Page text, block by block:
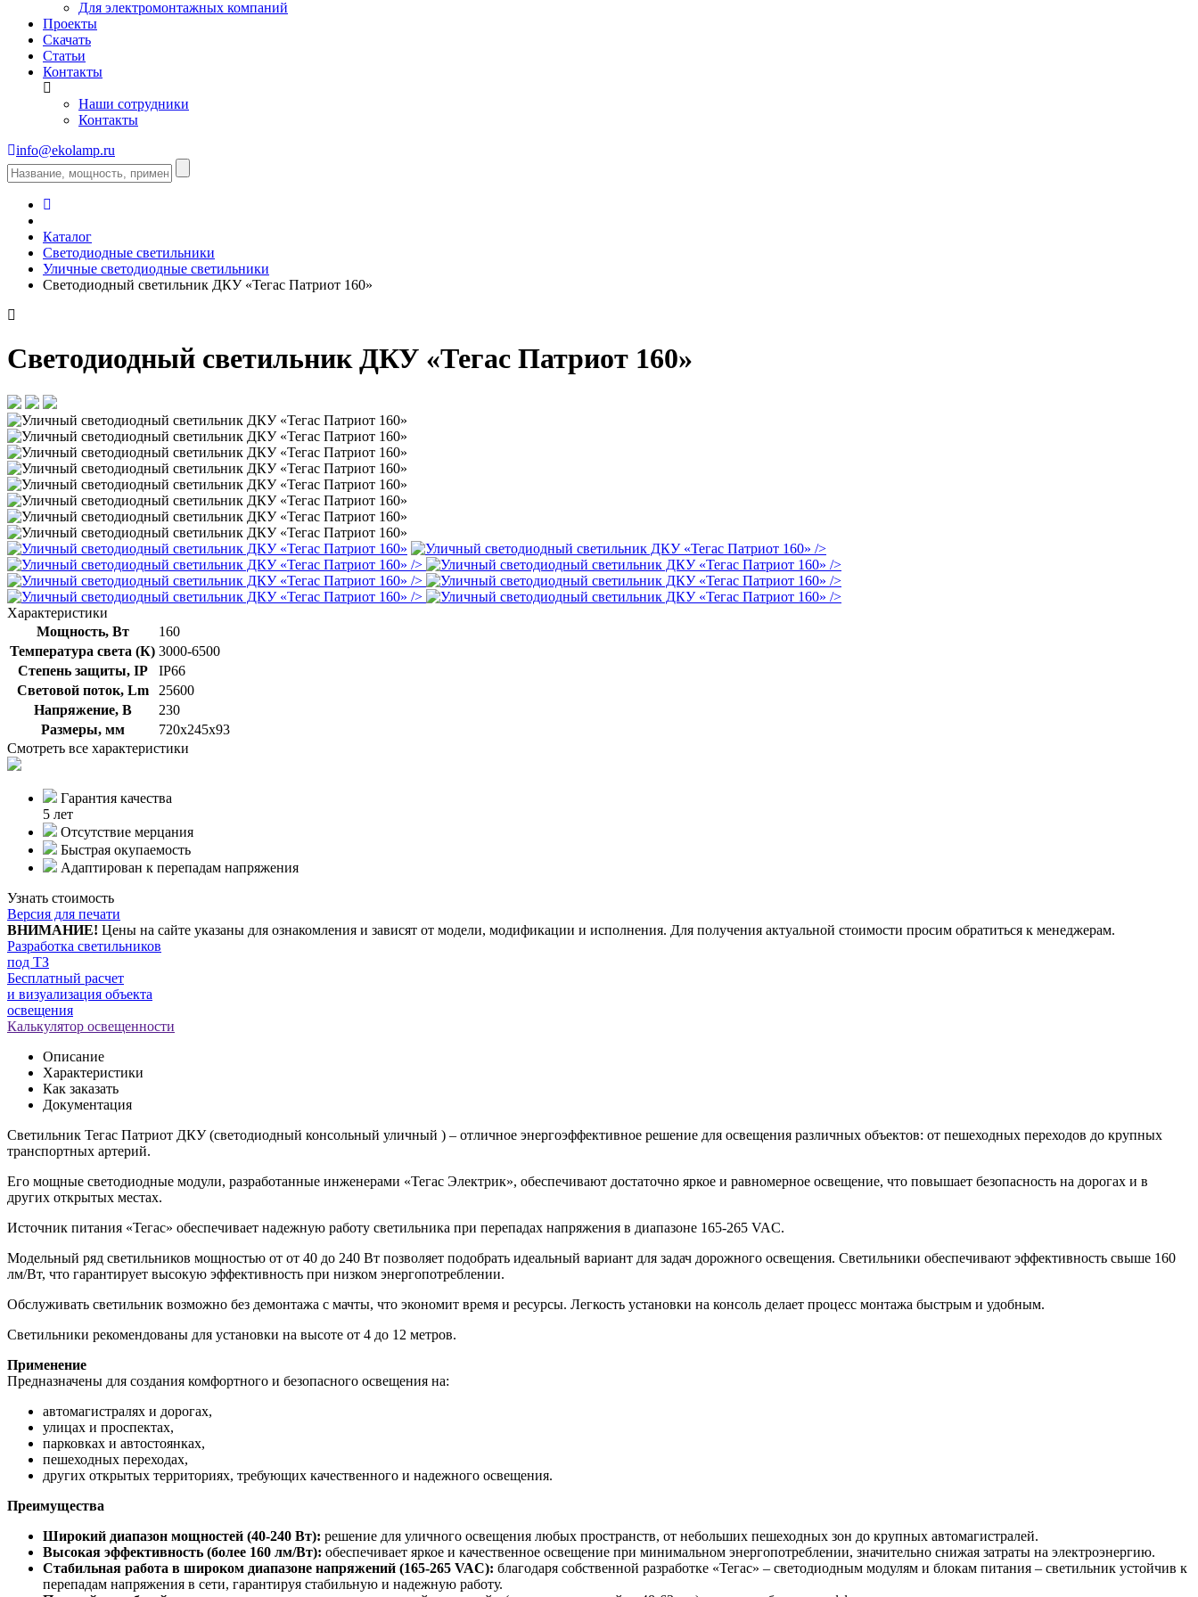
Для электромонтажных компаний
Проекты
Скачать
Статьи
Контакты
Наши сотрудники
Контакты
info@ekolamp.ru
Каталог
Светодиодные светильники
Уличные светодиодные светильники
Светодиодный светильник ДКУ «Тегас Патриот 160»
Светодиодный светильник ДКУ «Тегас Патриот 160»
/>
/>
/>
/>
/>
/>
/>
Характеристики
Мощность, Вт
160
Температура света (К) 3000-6500
Степень защиты, IP
IP66
Световой поток, Lm
25600
Напряжение, В
230
Размеры, мм
720х245х93
Смотреть все характеристики
Гарантия качества
5 лет
Отсутствие мерцания
Быстрая окупаемость
Адаптирован к перепадам напряжения
Узнать стоимость
Версия для печати
ВНИМАНИЕ! Цены на сайте указаны для ознакомления и зависят от модели, модификации и исполнения. Для получения актуальной стоимости просим обратиться к менеджерам.
Разработка светильников
под ТЗ
Бесплатный расчет
и визуализация объекта
освещения
Калькулятор освещенности
Описание
Характеристики
Как заказать
Документация
Светильник Тегас Патриот ДКУ (светодиодный консольный уличный ) – отличное энергоэффективное решение для освещения различных объектов: от пешеходных переходов до крупных
транспортных артерий.
Его мощные светодиодные модули, разработанные инженерами «Тегас Электрик», обеспечивают достаточно яркое и равномерное освещение, что повышает безопасность на дорогах и в
других открытых местах.
Источник питания «Тегас» обеспечивает надежную работу светильника при перепадах напряжения в диапазоне 165-265 VAC.
Модельный ряд светильников мощностью от от 40 до 240 Вт позволяет подобрать идеальный вариант для задач дорожного освещения. Светильники обеспечивают эффективность свыше 160
лм/Вт, что гарантирует высокую эффективность при низком энергопотреблении.
Обслуживать светильник возможно без демонтажа с мачты, что экономит время и ресурсы. Легкость установки на консоль делает процесс монтажа быстрым и удобным.
Светильники рекомендованы для установки на высоте от 4 до 12 метров.
Применение
Предназначены для создания комфортного и безопасного освещения на:
автомагистралях и дорогах,
улицах и проспектах,
парковках и автостоянках,
пешеходных переходах,
других открытых территориях, требующих качественного и надежного освещения.
Преимущества
Широкий диапазон мощностей (40-240 Вт): решение для уличного освещения любых пространств, от небольших пешеходных зон до крупных автомагистралей.
Высокая эффективность (более 160 лм/Вт): обеспечивает яркое и качественное освещение при минимальном энергопотреблении, значительно снижая затраты на электроэнергию.
Стабильная работа в широком диапазоне напряжений (165-265 VAC): благодаря собственной разработке «Тегас» – светодиодным модулям и блокам питания – светильник устойчив к
перепадам напряжения в сети, гарантируя стабильную и надежную работу.